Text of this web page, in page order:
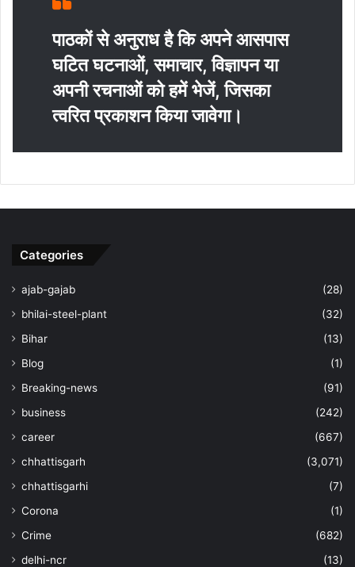
पाठकों से अनुराध है कि अपने आसपास
घटित घटनाओं, समाचार, विज्ञापन या
अपनी रचनाओं को हमें भेजें, जिसका
त्‍वरित प्रकाशन किया जावेगा।
Categories
ajab-gajab
(28)
bhilai-steel-plant
(32)
Bihar
(13)
Blog
(1)
Breaking-news
(91)
business
(242)
career
(667)
chhattisgarh
(3,071)
chhattisgarhi
(7)
Corona
(1)
Crime
(682)
delhi-ncr
(13)